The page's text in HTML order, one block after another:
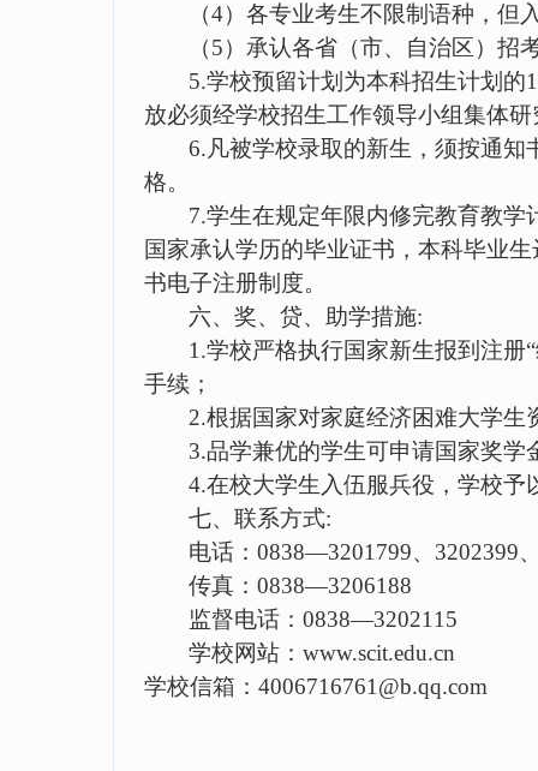
（4）各专业考生不限制语种，但
（5）承认各省（市、自治区）招
5.学校预留计划为本科招生计划的
放必须经学校招生工作领导小组集体
6.凡被学校录取的新生，须按通
格。
7.学生在规定年限内修完教育教
国家承认学历的毕业证书，本科毕业
书电子注册制度。
六、奖、贷、助学措施:
1.学校严格执行国家新生报到注册
手续；
2.根据国家对家庭经济困难大学
3.品学兼优的学生可申请国家奖学
4.在校大学生入伍服兵役，学校
七、联系方式:
电话：0838—3201799、 3202399
传真：0838—3206188
监督电话：0838—3202115
学校网站：www.scit.edu.cn
学校信箱： 4006716761@b.qq.com